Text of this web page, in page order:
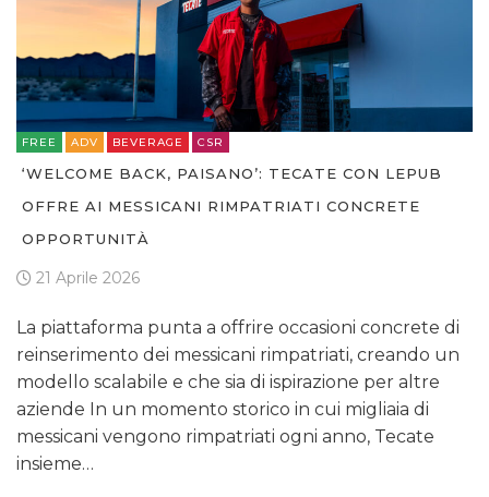
FREE ADV BEVERAGE CSR
‘WELCOME BACK, PAISANO’: TECATE CON LEPUB
OFFRE AI MESSICANI RIMPATRIATI CONCRETE
OPPORTUNITÀ
21 Aprile 2026
La piattaforma punta a offrire occasioni concrete di
reinserimento dei messicani rimpatriati, creando un
modello scalabile e che sia di ispirazione per altre
aziende In un momento storico in cui migliaia di
messicani vengono rimpatriati ogni anno, Tecate
insieme…